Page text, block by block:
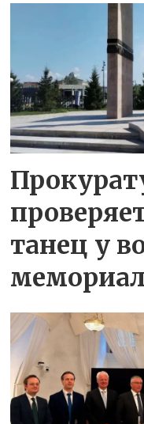
танец у